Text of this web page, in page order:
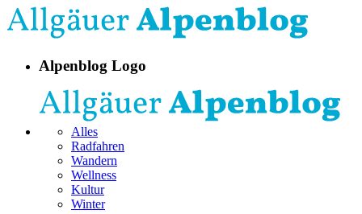
Alpenblog Logo
Alles
Radfahren
Wandern
Wellness
Kultur
Winter